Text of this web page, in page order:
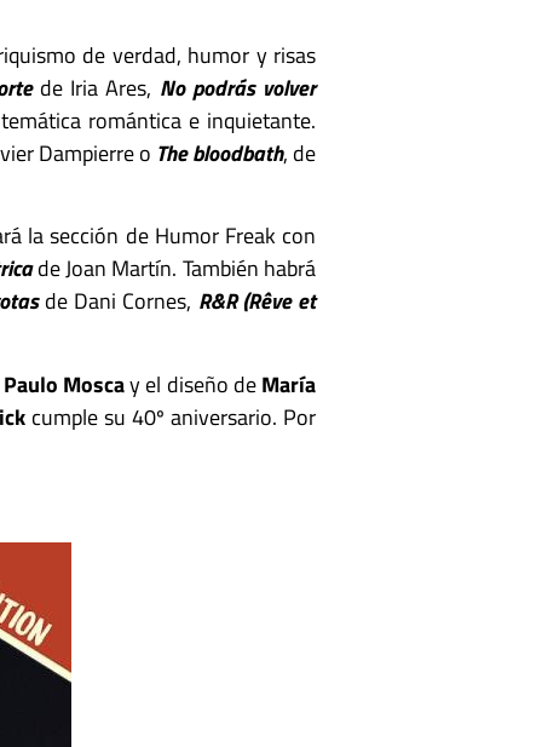
de verdad, humor y risas
de Iria Ares, No podrás volver
romántica e inquietante.
Dampierre o The bloodbath, de
la sección de Humor Freak con
de Joan Martín. También habrá
de Dani Cornes, R&R (Rêve et
Paulo Moscay el diseño deMaría
cumple su 40º aniversario. Por